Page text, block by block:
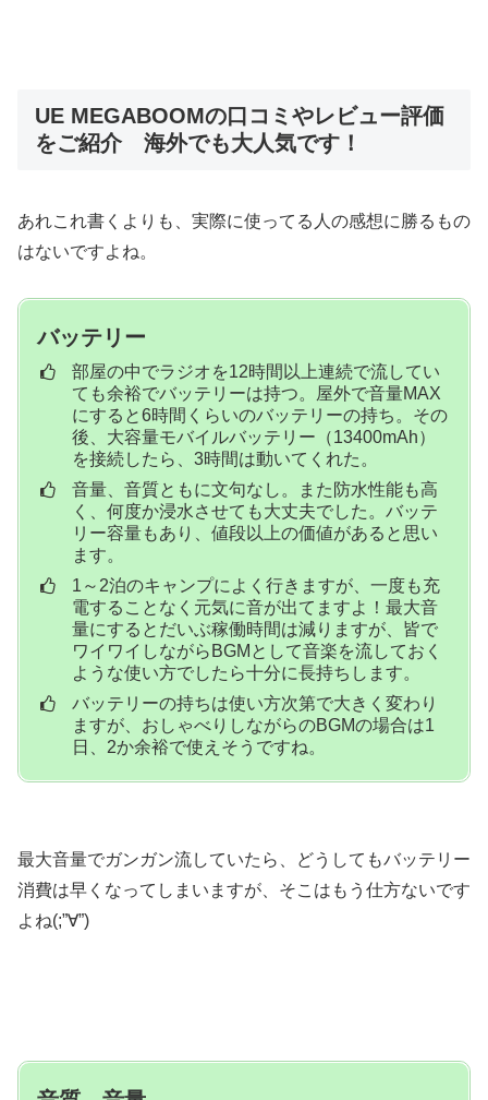
UE MEGABOOMの口コミやレビュー評価
をご紹介 海外でも大人気です！
あれこれ書くよりも、実際に使ってる人の感想に勝るもの
はないですよね。
バッテリー
部屋の中でラジオを12時間以上連続で流してい
ても余裕でバッテリーは持つ。屋外で音量MAX
にすると6時間くらいのバッテリーの持ち。その
後、大容量モバイルバッテリー（13400mAh）
を接続したら、3時間は動いてくれた。
音量、音質ともに文句なし。また防水性能も高
く、何度か浸水させても大丈夫でした。バッテ
リー容量もあり、値段以上の価値があると思い
ます。
1～2泊のキャンプによく行きますが、一度も充
電することなく元気に音が出てますよ！最大音
量にするとだいぶ稼働時間は減りますが、皆で
ワイワイしながらBGMとして音楽を流しておく
ような使い方でしたら十分に長持ちします。
バッテリーの持ちは使い方次第で大きく変わり
ますが、おしゃべりしながらのBGMの場合は1
日、2か余裕で使えそうですね。
最大音量でガンガン流していたら、どうしてもバッテリー
消費は早くなってしまいますが、そこはもう仕方ないです
よね(;”∀”)